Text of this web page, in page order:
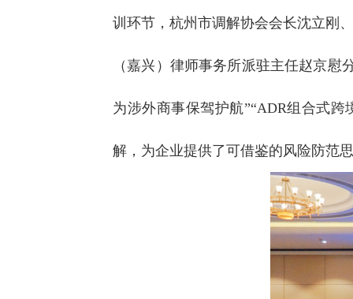
训环节，杭州市调解协会会长沈立刚
（嘉兴）律师事务所派驻主任赵京慰
为涉外商事保驾护航”“ADR组合式
解，为企业提供了可借鉴的风险防范